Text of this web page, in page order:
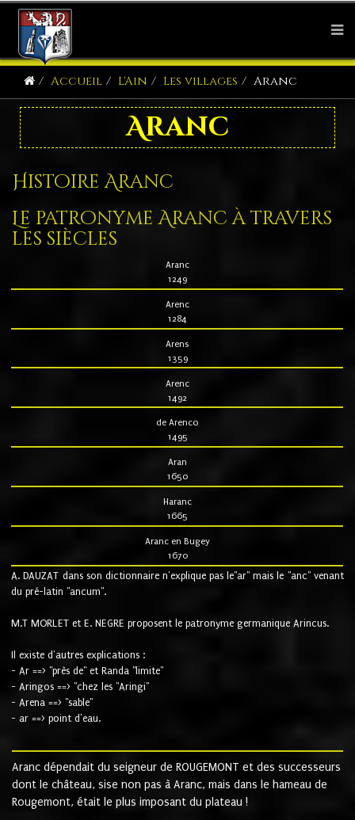
Accueil L'Ain Les villages Aranc
Aranc
Histoire Aranc
Le patronyme Aranc à travers
les siècles
Aranc
1249
Arenc
1284
Arens
1359
Arenc
1492
de Arenco
1495
Aran
1650
Haranc
1665
Aranc en Bugey
1670
A. DAUZAT dans son dictionnaire n'explique pas le"ar" mais le "anc" venant
du pré-latin "ancum".
M.T MORLET et E. NEGRE proposent le patronyme germanique Arincus.
Il existe d'autres explications :
- Ar ==> "près de" et Randa "limite"
- Aringos ==> "chez les "Aringi"
- Arena ==> "sable"
- ar ==> point d'eau.
Aranc dépendait du seigneur de ROUGEMONT et des successeurs
dont le château, sise non pas à Aranc, mais dans le hameau de
Rougemont, était le plus imposant du plateau !